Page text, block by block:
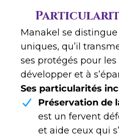
Manakel se distingue
uniques, qu’il
ses protégés pour les
développer et à
Ses particularités
Préservation de
est un fervent
et aide ceux qui